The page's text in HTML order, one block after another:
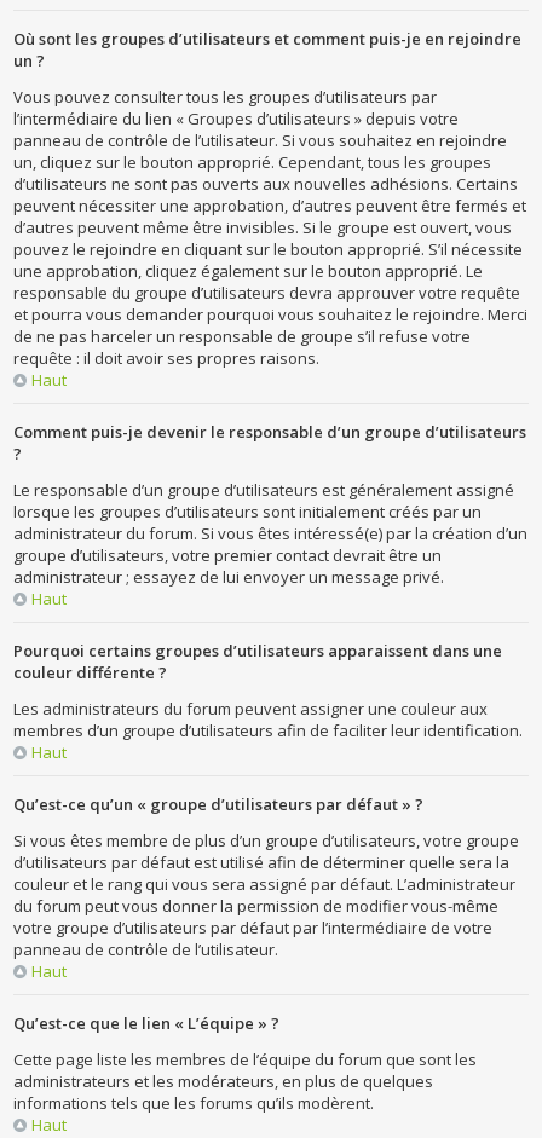
Où sont les groupes d’utilisateurs et comment puis-je en rejoindre
un ?
Vous pouvez consulter tous les groupes d’utilisateurs par
l’intermédiaire du lien « Groupes d’utilisateurs » depuis votre
panneau de contrôle de l’utilisateur. Si vous souhaitez en rejoindre
un, cliquez sur le bouton approprié. Cependant, tous les groupes
d’utilisateurs ne sont pas ouverts aux nouvelles adhésions. Certains
peuvent nécessiter une approbation, d’autres peuvent être fermés et
d’autres peuvent même être invisibles. Si le groupe est ouvert, vous
pouvez le rejoindre en cliquant sur le bouton approprié. S’il nécessite
une approbation, cliquez également sur le bouton approprié. Le
responsable du groupe d’utilisateurs devra approuver votre requête
et pourra vous demander pourquoi vous souhaitez le rejoindre. Merci
de ne pas harceler un responsable de groupe s’il refuse votre
requête : il doit avoir ses propres raisons.
Haut
Comment puis-je devenir le responsable d’un groupe d’utilisateurs
?
Le responsable d’un groupe d’utilisateurs est généralement assigné
lorsque les groupes d’utilisateurs sont initialement créés par un
administrateur du forum. Si vous êtes intéressé(e) par la création d’un
groupe d’utilisateurs, votre premier contact devrait être un
administrateur ; essayez de lui envoyer un message privé.
Haut
Pourquoi certains groupes d’utilisateurs apparaissent dans une
couleur différente ?
Les administrateurs du forum peuvent assigner une couleur aux
membres d’un groupe d’utilisateurs afin de faciliter leur identification.
Haut
Qu’est-ce qu’un « groupe d’utilisateurs par défaut » ?
Si vous êtes membre de plus d’un groupe d’utilisateurs, votre groupe
d’utilisateurs par défaut est utilisé afin de déterminer quelle sera la
couleur et le rang qui vous sera assigné par défaut. L’administrateur
du forum peut vous donner la permission de modifier vous-même
votre groupe d’utilisateurs par défaut par l’intermédiaire de votre
panneau de contrôle de l’utilisateur.
Haut
Qu’est-ce que le lien « L’équipe » ?
Cette page liste les membres de l’équipe du forum que sont les
administrateurs et les modérateurs, en plus de quelques
informations tels que les forums qu’ils modèrent.
Haut